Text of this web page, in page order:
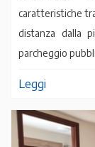
caratteristiche
distanza dalla
parcheggio
Leggi